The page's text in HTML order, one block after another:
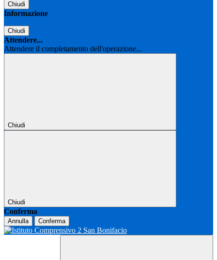
Chiudi
Informazione
Chiudi
Attendere...
Attendere il completamento dell'operazione...
Chiudi
Chiudi
Conferma
Annulla Conferma